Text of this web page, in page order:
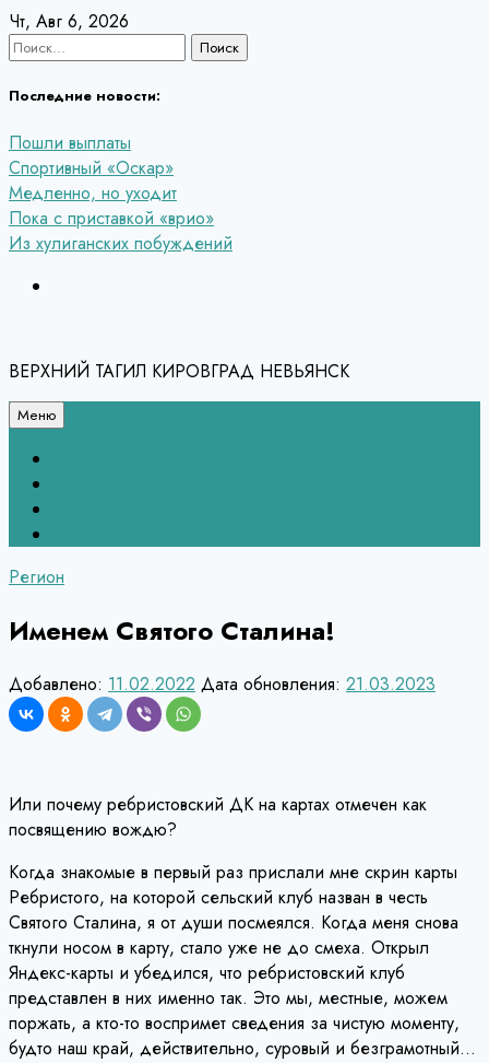
Перейти
к
Чт, Авг 6, 2026
Найти:
Последние новости:
Пошли выплаты
Спортивный «Оскар»
Медленно, но уходит
Пока с приставкой «врио»
Из хулиганских побуждений
ВЕРХНИЙ ТАГИЛ КИРОВГРАД НЕВЬЯНСК
Меню
Регион
Именем Святого Сталина!
Добавлено: 11.02.2022 Дата обновления: 21.03.2023
Или почему ребристовский ДК на картах отмечен как
посвящению вождю?
Когда знакомые в первый раз прислали мне скрин карты
Ребристого, на которой сельский клуб назван в честь
Святого Сталина, я от души посмеялся. Когда меня снова
ткнули носом в карту, стало уже не до смеха. Открыл
Яндекс-карты и убедился, что ребристовский клуб
представлен в них именно так. Это мы, местные, можем
поржать, а кто-то воспримет сведения за чистую моменту,
будто наш край, действительно, суровый и безграмотный…